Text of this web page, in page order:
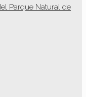
Parque Natural de